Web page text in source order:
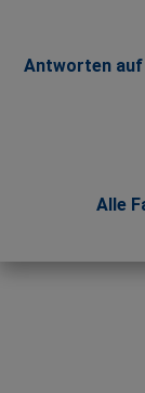
Antworten auf
Alle